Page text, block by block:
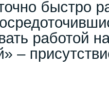
быстро
работой
–